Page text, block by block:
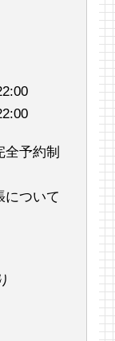
予約制
ついて